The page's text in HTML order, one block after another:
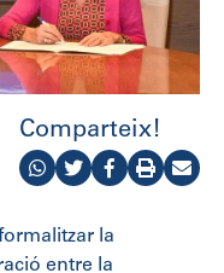
Comparteix!
la
entre la